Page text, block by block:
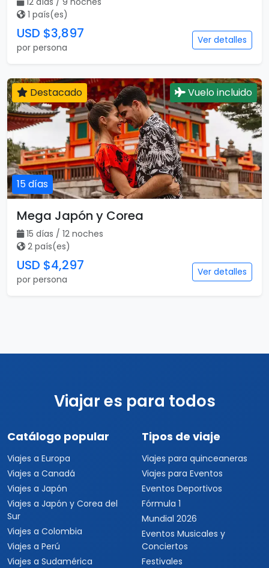
1 país(es)
USD $3,897
por persona
Ver detalles
15 días
Destacado Vuelo incluido
Mega Japón y Corea
15 días / 12 noches
2 país(es)
USD $4,297
por persona
Ver detalles
Viajar es para todos
Catálogo popular
Viajes a Europa
Viajes a Canadá
Viajes a Japón
Viajes a Japón y Corea del
Sur
Viajes a Colombia
Viajes a Perú
Viajes a Sudamérica
Tipos de viaje
Viajes para quinceaneras
Viajes para Eventos
Eventos Deportivos
Fórmula 1
Mundial 2026
Eventos Musicales y
Conciertos
Festivales